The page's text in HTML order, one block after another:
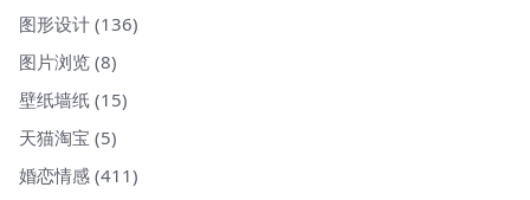
图形设计 (136)
图片浏览 (8)
壁纸墙纸 (15)
天猫淘宝 (5)
婚恋情感 (411)